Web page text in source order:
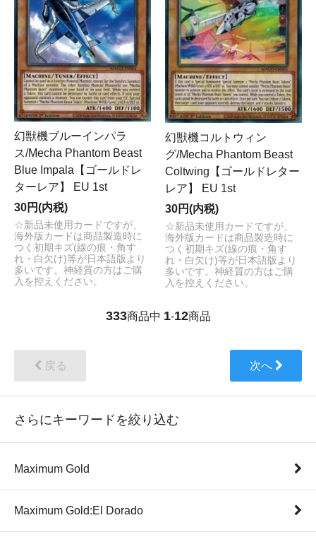
幻獣機ブルーインパラ
ス/Mecha Phantom Beast
Blue Impala【ゴールドレ
ターレア】 EU 1st
30円(内税)
☆新品未使用カードですが、
海外版カードは商品製造時に
つく初期キズ(線の痕・角す
れ・白欠け)等が日本語版より
多いです。神経質の方はご購
入を控えください。
幻獣機コルトウィン
グ/Mecha Phantom Beast
Coltwing【ゴールドレター
レア】 EU 1st
30円(内税)
☆新品未使用カードですが、
海外版カードは商品製造時に
つく初期キズ(線の痕・角す
れ・白欠け)等が日本語版より
多いです。神経質の方はご購
入を控えください。
333商品中 1-12商品
戻る 次へ
さらにキーワードを絞り込む
Maximum Gold
Maximum Gold:El Dorado